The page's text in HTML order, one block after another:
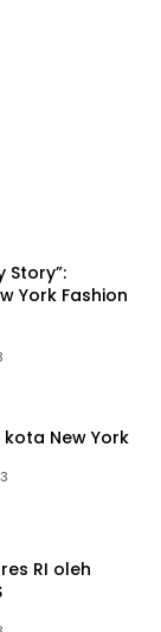
Story”:
York Fashion
New York
RI oleh